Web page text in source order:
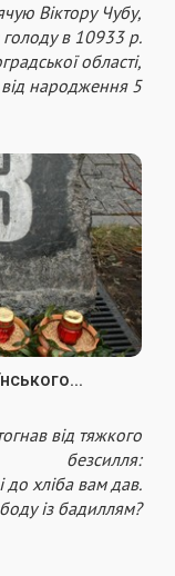
Віктору Чубу,
в 10933 р.
області,
народження 5
від тяжкого
безсилля:
хліба вам дав.
із бадиллям?